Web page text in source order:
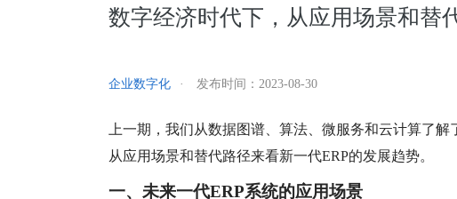
数字经济时代下，从应用场景和替
企业数字化 · 发布时间： 2023-08-30
上一期，我们从数据图谱、算法、微服务和云计算了
从应用场景和替代路径来看新一代ERP的发展趋势。
一、 未来一代ERP系统的应用场景